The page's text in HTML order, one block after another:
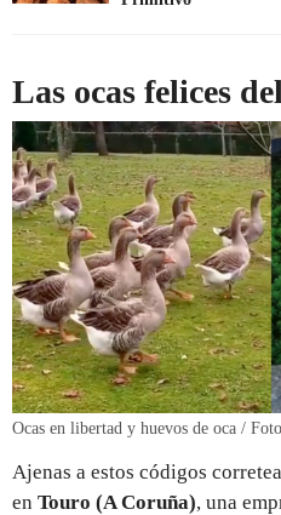
Las ocas felices
Ocas en libertad y huevos de oca /
Ajenas a estos códigos
en Touro (A Coruña), una